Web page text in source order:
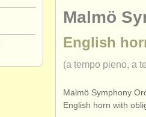
find out about our
Malmö
English
(a tempo pieno, a
Malmö Symphony
English horn with